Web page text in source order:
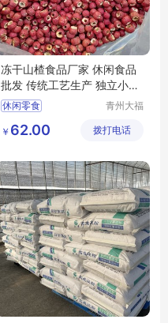
冻干山楂食品厂家 休闲食品
批发 传统工艺生产 独立小包
装
休闲零食
冻干山楂制品加工
休闲食品
青州大福
展有限公
￥ 62.00 拨打电话